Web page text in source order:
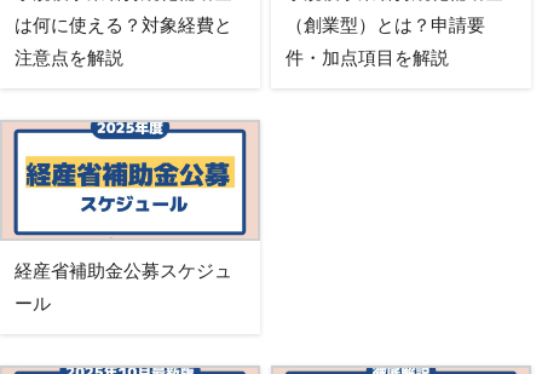
は何に使える？対象経費と
注意点を解説
（創業型）とは？申請要
件・加点項目を解説
経産省補助金公募スケジュ
ール